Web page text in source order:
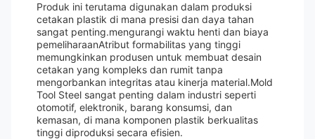
Produk ini terutama digunakan dalam produksi
cetakan plastik di mana presisi dan daya tahan
sangat penting.mengurangi waktu henti dan biaya
pemeliharaanAtribut formabilitas yang tinggi
memungkinkan produsen untuk membuat desain
cetakan yang kompleks dan rumit tanpa
mengorbankan integritas atau kinerja material.Mold
Tool Steel sangat penting dalam industri seperti
otomotif, elektronik, barang konsumsi, dan
kemasan, di mana komponen plastik berkualitas
tinggi diproduksi secara efisien.